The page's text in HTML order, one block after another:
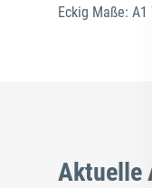
Eckig Maße:
Aktuelle